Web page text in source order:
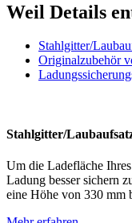
Weil Details
Stahlgitter/
Originalzubehör
Stahlgitter/
Um die Ladefläche
Ladung besser sichern
eine Höhe von 330 mm